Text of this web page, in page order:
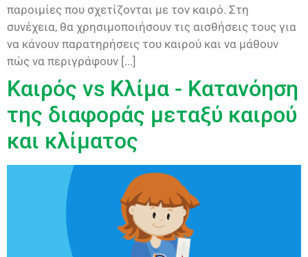
παροιμίες που σχετίζονται με τον καιρό. Στη
συνέχεια, θα χρησιμοποιήσουν τις αισθήσεις τους για
να κάνουν παρατηρήσεις του καιρού και να μάθουν
πώς να περιγράφουν [...]
Καιρός vs Κλίμα - Κατανόηση
της διαφοράς μεταξύ καιρού
και κλίματος